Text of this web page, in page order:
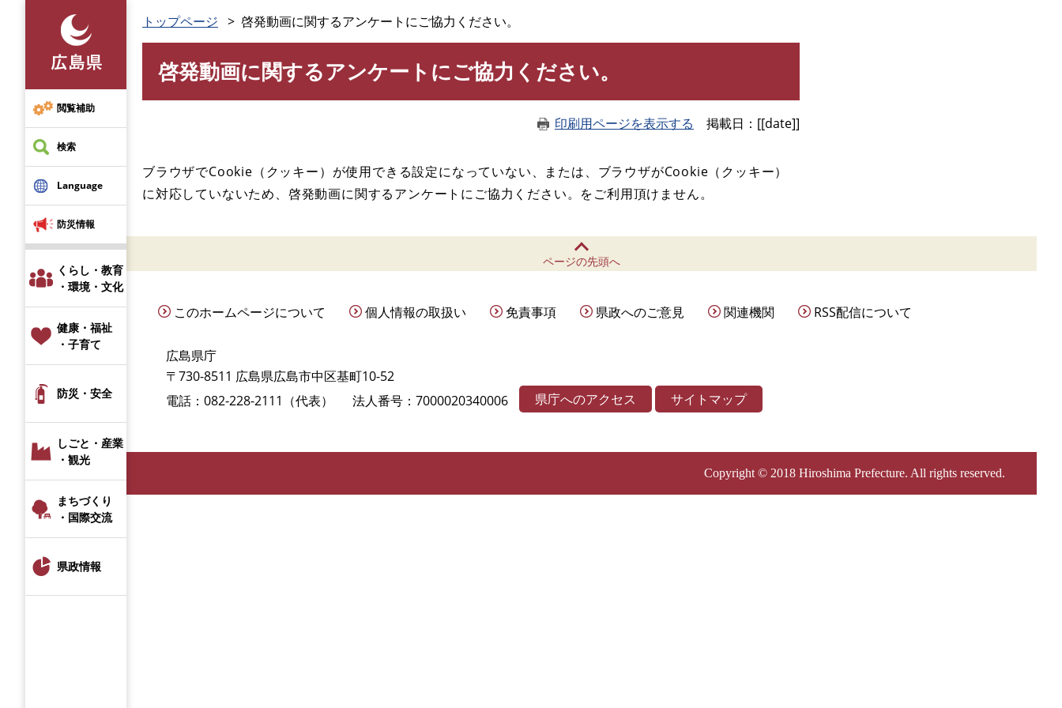
先
頭
で
す
を
飛
ば
し
本
へ
閲覧補助
検索
Language
防災情報
くらし・教育
・環境・文化
健康・福祉
・子育て
防災・安全
しごと・産業
・観光
まちづくり
・国際交流
県政情報
トップページ 啓発動画に関するアンケートにご協力ください。
啓発動画に関するアンケートにご協力ください。
印刷用ページを表示する 掲載日 [[date]]
ブラウザでCookie（クッキー）が使用できる設定になっていない、または、ブラウザがCookie（クッキー）
に対応していないため、啓発動画に関するアンケートにご協力ください。をご利用頂けません。
ページの先頭へ
このホームページについて 個人情報の取扱い 免責事項 県政へのご意見 関連機関 RSS配信について
広島県庁
〒730-8511 広島県広島市中区基町10-52
電話：082-228-2111（代表）
法人番号：7000020340006 県庁へのアクセス サイトマップ
Copyright © 2018 Hiroshima Prefecture. All rights reserved.